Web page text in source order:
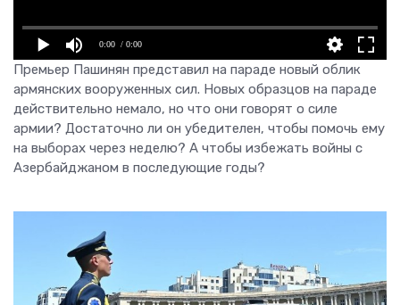
0:00 / 0:00
Премьер Пашинян представил на параде новый облик
армянских вооруженных сил. Новых образцов на параде
действительно немало, но что они говорят о силе
армии? Достаточно ли он убедителен, чтобы помочь ему
на выборах через неделю? А чтобы избежать войны с
Азербайджаном в последующие годы?